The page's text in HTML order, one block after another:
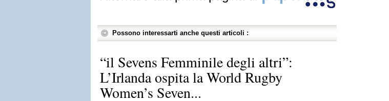
Possono interessarti anche questi articoli :
“il Sevens Femminile degli altri”:
L’Irlanda ospita la World Rugby
Women’s Seven...